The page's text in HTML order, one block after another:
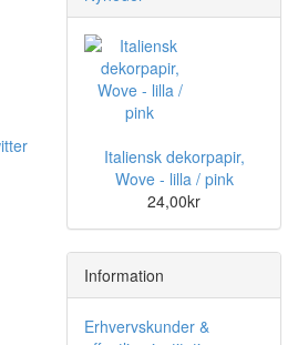
Italiensk dekorpapir,
Wove - lilla / pink
24,00kr
Information
Erhvervskunder &